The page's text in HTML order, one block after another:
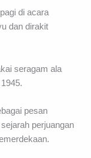
di acara
dan dirakit
seragam ala
pesan
perjuangan